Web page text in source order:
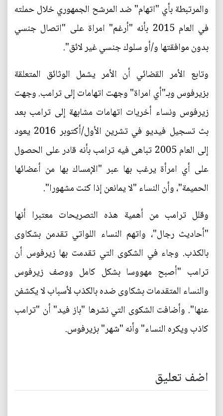
والمرتبطة بأي "اتهام" ضد المرشح الجمهوري خلال حملته
في العام 2015 بأنه "أرغم" امراة على "اتصال جنسي
بدون موافقتها و/أو سلوك جنسي غير لائق".
وتابع الأمر القضائي أن الأمر يشمل الوثائق المتعلقة
بزيرفوس وبـ"أي امراة" وجهت اتهامات إلى ترامب. وجهت
زيرفوس ونساء أخريات اتهامات مشابهة إلى ترامب بعد
بث تسجيل فيديو في تشرين الأول/أكتوبر 2016 يعود
إلى العام 2005 تباهى فيه ترامب بأنه قادر على الحصول
على أي امرأة يرغب بها عبر "الإمساك بها من أعضائها
الحميمة"، وأن النساء "لا يمانعن إذا كنت مشهورا".
وقلل ترامب من أهمية هذه التصريحات معتبرا أنها
"أحاديث رجال"، واتهم النساء اللواتي تقدمن بشكاوى
بالكذب. وجاء في الشكوى التي تقدمت بها زيرفوس أن
ترامب "أصبح مهووسا بشكل كامل ووصف زيرفوس
والنساء المتقدمات بشكاوى ضده بالكذب لأسباب لا يكشفن
عنها". وأضافت الشكوى التي نشرها "باز فيد" أن "ترامب
كاذب ويكره النساء" وأنه "شهر" بزيرفوس.
اضف تعليق